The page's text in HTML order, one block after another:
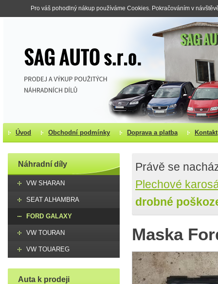
Pro váš pohodlný nákup používáme Cookies. Pokračováním v
Úvod Obchodní podmínky Doprava a platba Kontakt
Náhradní díly
VW SHARAN
SEAT ALHAMBRA
FORD GALAXY
VW TOURAN
VW TOUAREG
Auta k prodeji
Právě se
Plechové
drobné
Maska